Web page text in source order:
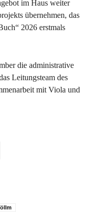
im Haus weiter
übernehmen, das
2026 erstmals
die administrative
Leitungsteam des
mit Viola und